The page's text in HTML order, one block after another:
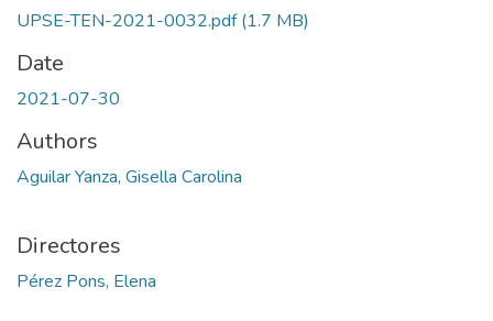
UPSE-TEN-2021-0032.pdf(1.7 MB)
Date
2021-07-30
Authors
Aguilar Yanza, Gisella Carolina
Directores
Pérez Pons, Elena